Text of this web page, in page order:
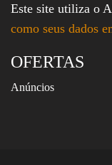
Este site utiliza o
como seus dados
OFERTAS
Anúncios